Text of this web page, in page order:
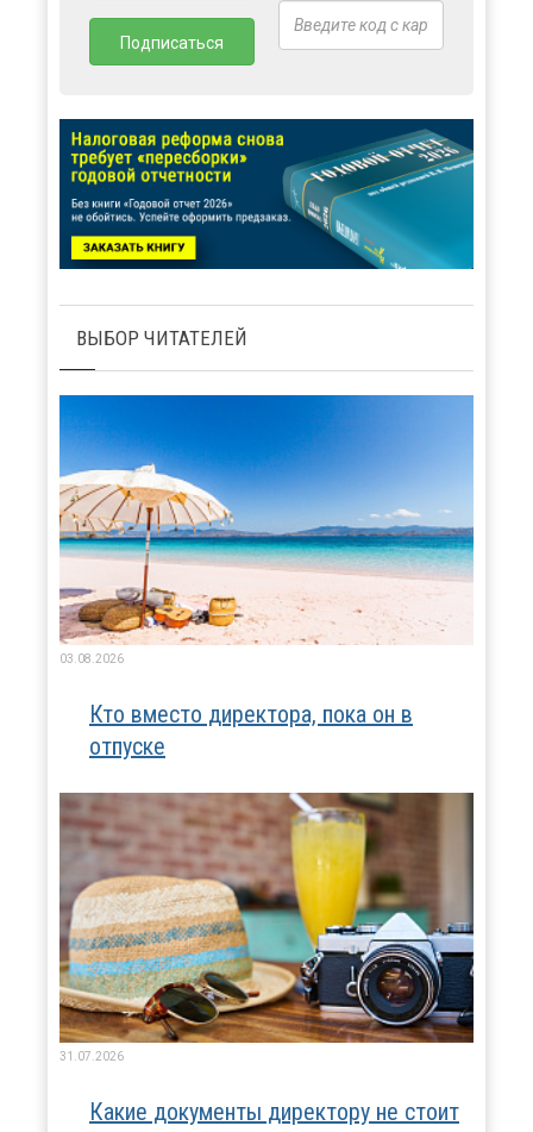
ВЫБОР ЧИТАТЕЛЕЙ
03.08.2026
Кто вместо директора, пока он в
отпуске
31.07.2026
Какие документы директору не стоит